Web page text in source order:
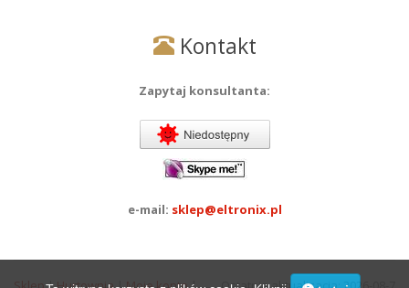
Kontakt
Zapytaj konsultanta:
e-mail: sklep@eltronix.pl